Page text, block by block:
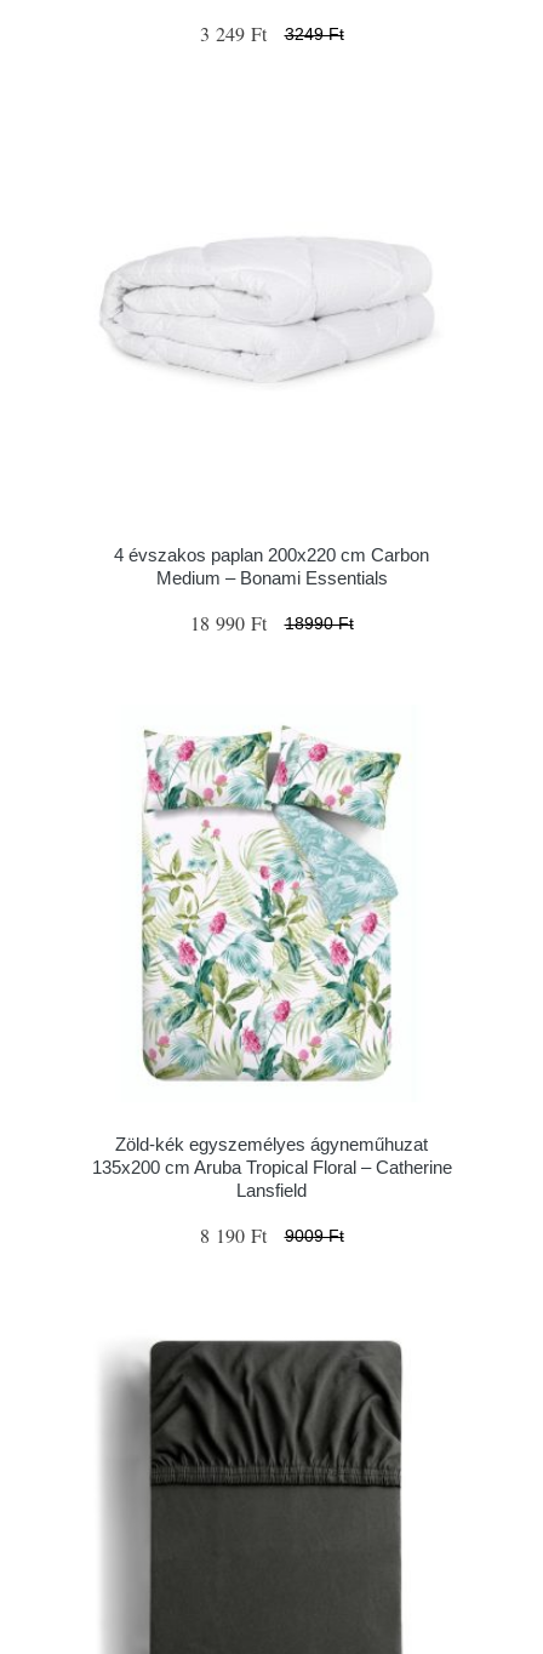
3 249 Ft 3249 Ft
4 évszakos paplan 200x220 cm Carbon
Medium – Bonami Essentials
18 990 Ft 18990 Ft
Zöld-kék egyszemélyes ágyneműhuzat
135x200 cm Aruba Tropical Floral – Catherine
Lansfield
8 190 Ft 9009 Ft